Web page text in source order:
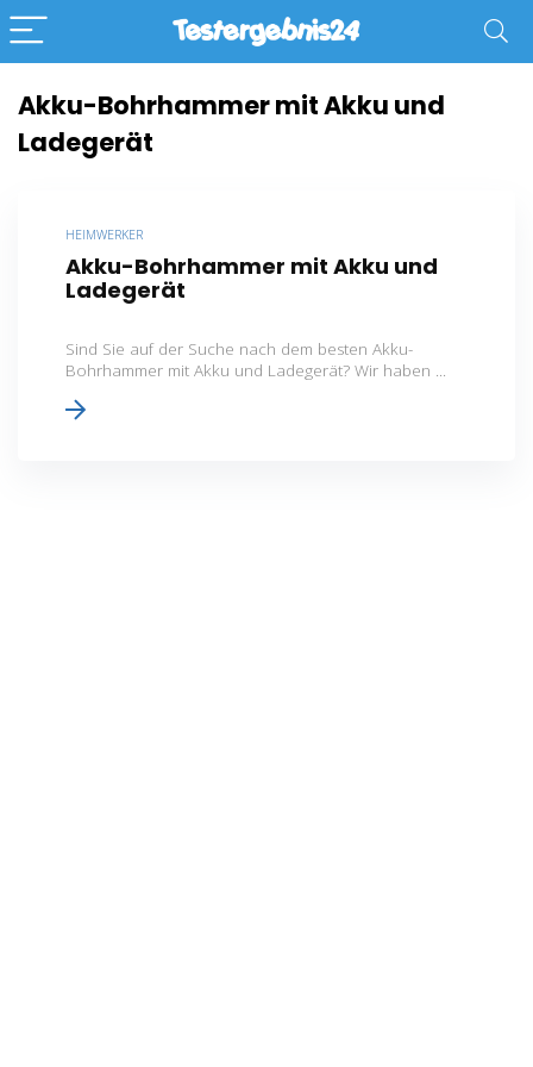
Akku-Bohrhammer mit Akku und
Ladegerät
HEIMWERKER
Akku-Bohrhammer mit Akku und
Ladegerät
Sind Sie auf der Suche nach dem besten Akku-
Bohrhammer mit Akku und Ladegerät? Wir haben ...